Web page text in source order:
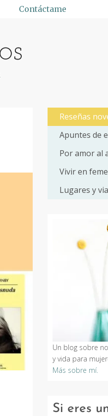
Contáctame
Reseñas
Apuntes de
Por amor al
Vivir en
Lugares y
Un blog sobre
y vida para
Más sobre mí.
Si eres